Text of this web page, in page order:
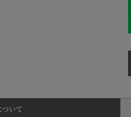
いて